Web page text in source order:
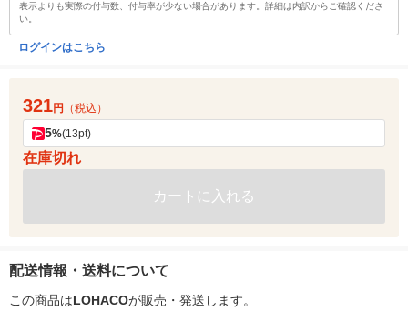
表示よりも実際の付与数、付与率が少ない場合があります。詳細は内訳からご確認くださ
い。
ログインはこちら
321円 （税込）
5%(13pt)
在庫切れ
カートに入れる
配送情報・送料について
この商品はLOHACOが販売・発送します。